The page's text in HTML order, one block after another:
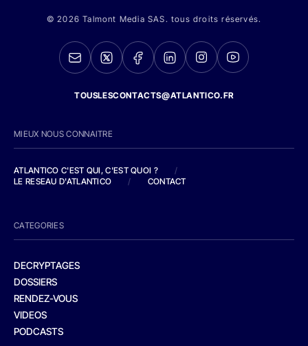
© 2026 Talmont Media SAS. tous droits réservés.
TOUSLESCONTACTS@ATLANTICO.FR
MIEUX NOUS CONNAITRE
ATLANTICO C'EST QUI, C'EST QUOI ?
/
LE RESEAU D'ATLANTICO
/ CONTACT
CATEGORIES
DECRYPTAGES
DOSSIERS
RENDEZ-VOUS
VIDEOS
PODCASTS